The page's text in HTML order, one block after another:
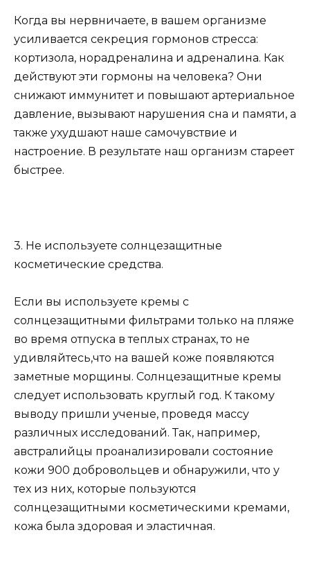
Когда вы нервничаете, в вашем организме
усиливается секреция гормонов стресса:
кортизола, норадреналина и адреналина. Как
действуют эти гормоны на человека? Они
снижают иммунитет и повышают артериальное
давление, вызывают нарушения сна и памяти, а
также ухудшают наше самочувствие и
настроение. В результате наш организм стареет
быстрее.
3. Не используете солнцезащитные
косметические средства.
Если вы используете кремы с
солнцезащитными фильтрами только на пляже
во время отпуска в теплых странах, то не
удивляйтесь,что на вашей коже появляются
заметные морщины. Солнцезащитные кремы
следует использовать круглый год. К такому
выводу пришли ученые, проведя массу
различных исследований. Так, например,
австралийцы проанализировали состояние
кожи 900 добровольцев и обнаружили, что у
тех из них, которые пользуются
солнцезащитными косметическими кремами,
кожа была здоровая и эластичная.